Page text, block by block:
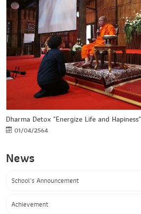
Dharma Detox "Energize Life and Hapiness"
01/04/2564
News
School's Announcement
Achievement